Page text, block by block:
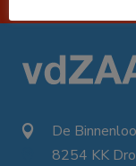
 De
8254 KK